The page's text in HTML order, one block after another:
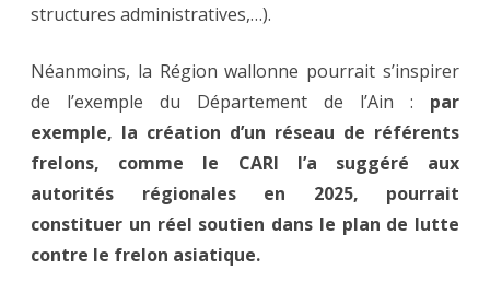
structures administratives,…).
Néanmoins, la Région wallonne pourrait s’inspirer
de l’exemple du Département de l’Ain : par
exemple, la création d’un réseau de référents
frelons, comme le CARI l’a suggéré aux
autorités régionales en 2025, pourrait
constituer un réel soutien dans le plan de lutte
contre le frelon asiatique.